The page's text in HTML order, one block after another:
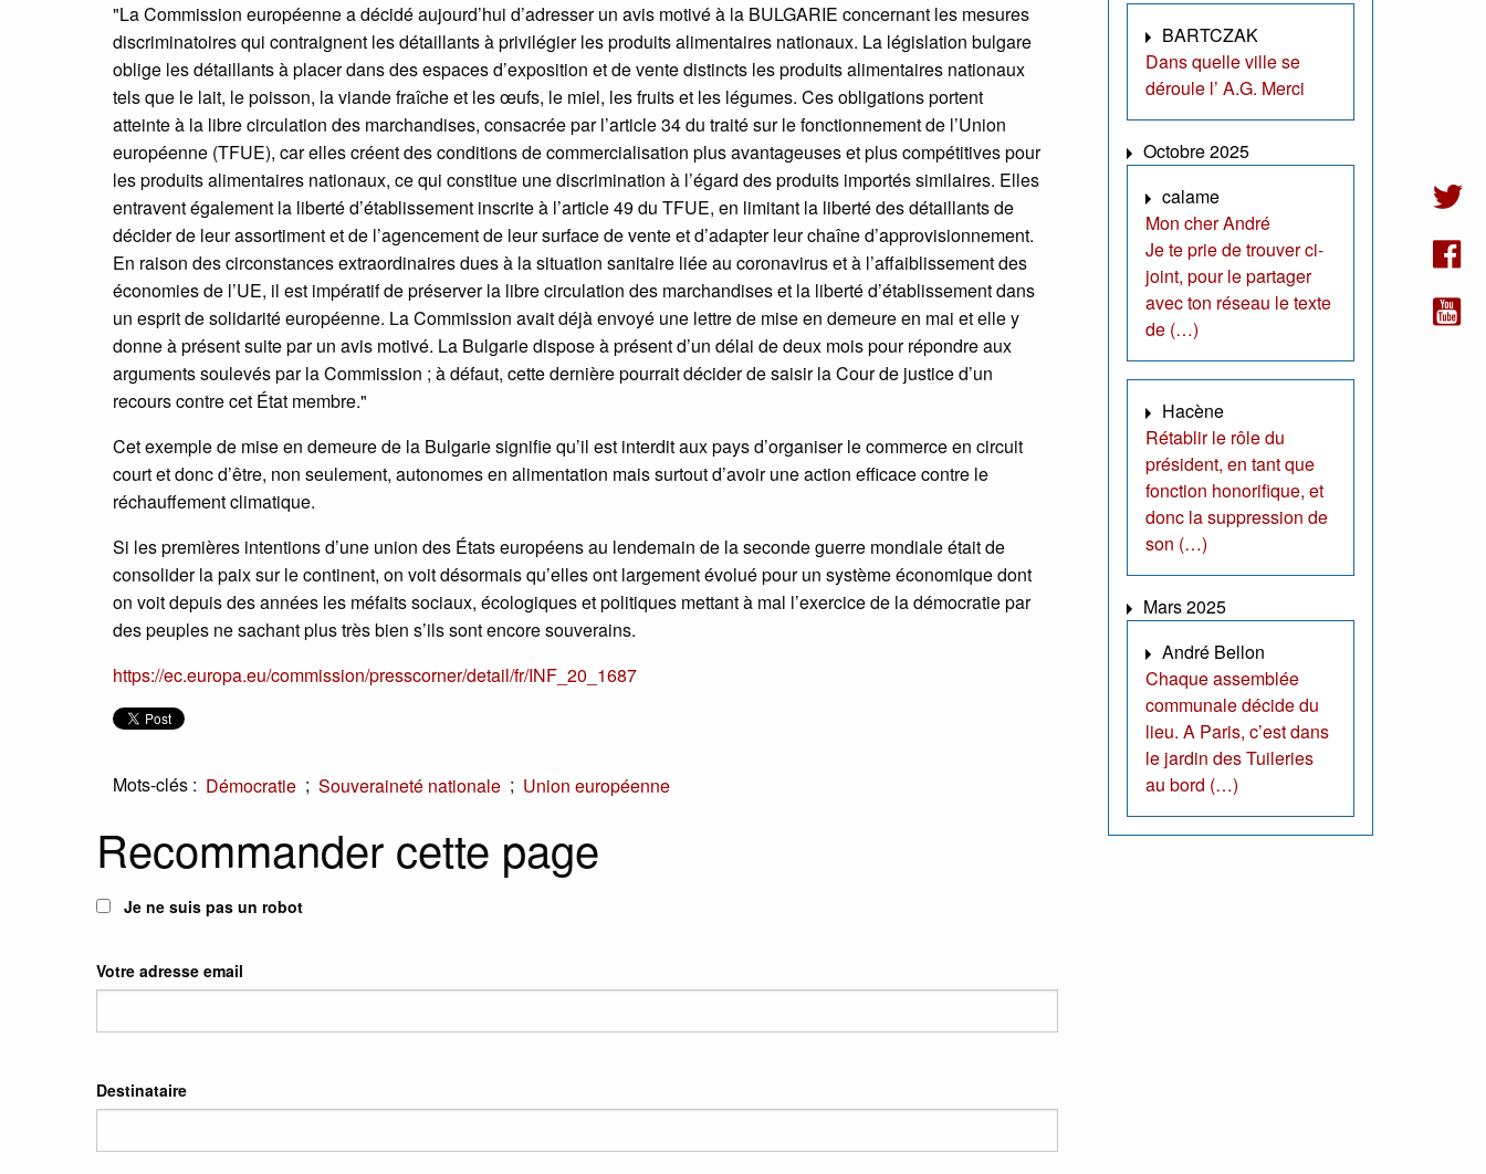
"La Commission européenne a décidé aujourd’hui d’adresser un avis motivé à la BULGARIE concernant les mesures
discriminatoires qui contraignent les détaillants à privilégier les produits alimentaires nationaux. La législation bulgare
oblige les détaillants à placer dans des espaces d’exposition et de vente distincts les produits alimentaires nationaux
tels que le lait, le poisson, la viande fraîche et les œufs, le miel, les fruits et les légumes. Ces obligations portent
atteinte à la libre circulation des marchandises, consacrée par l’article 34 du traité sur le fonctionnement de l’Union
européenne (TFUE), car elles créent des conditions de commercialisation plus avantageuses et plus compétitives pour
les produits alimentaires nationaux, ce qui constitue une discrimination à l’égard des produits importés similaires. Elles
entravent également la liberté d’établissement inscrite à l’article 49 du TFUE, en limitant la liberté des détaillants de
décider de leur assortiment et de l’agencement de leur surface de vente et d’adapter leur chaîne d’approvisionnement.
En raison des circonstances extraordinaires dues à la situation sanitaire liée au coronavirus et à l’affaiblissement des
économies de l’UE, il est impératif de préserver la libre circulation des marchandises et la liberté d’établissement dans
un esprit de solidarité européenne. La Commission avait déjà envoyé une lettre de mise en demeure en mai et elle y
donne à présent suite par un avis motivé. La Bulgarie dispose à présent d’un délai de deux mois pour répondre aux
arguments soulevés par la Commission ; à défaut, cette dernière pourrait décider de saisir la Cour de justice d’un
recours contre cet État membre."
Cet exemple de mise en demeure de la Bulgarie signifie qu’il est interdit aux pays d’organiser le commerce en circuit
court et donc d’être, non seulement, autonomes en alimentation mais surtout d’avoir une action efficace contre le
réchauffement climatique.
Si les premières intentions d’une union des États européens au lendemain de la seconde guerre mondiale était de
consolider la paix sur le continent, on voit désormais qu’elles ont largement évolué pour un système économique dont
on voit depuis des années les méfaits sociaux, écologiques et politiques mettant à mal l’exercice de la démocratie par
des peuples ne sachant plus très bien s’ils sont encore souverains.
https://ec.europa.eu/commission/presscorner/detail/fr/INF_20_1687
Mots-clés : Démocratie ; Souveraineté nationale ; Union européenne
Recommander cette page
Je ne suis pas un robot
Votre adresse email
Destinataire
BARTCZAK
Dans quelle ville se
déroule l’ A.G. Merci
Octobre 2025
calame
Mon cher André
Je te prie de trouver ci-
joint, pour le partager
avec ton réseau le texte
de (…)
Hacène
Rétablir le rôle du
président, en tant que
fonction honorifique, et
donc la suppression de
son (…)
Mars 2025
André Bellon
Chaque assemblée
communale décide du
lieu. A Paris, c’est dans
le jardin des Tuileries
au bord (…)